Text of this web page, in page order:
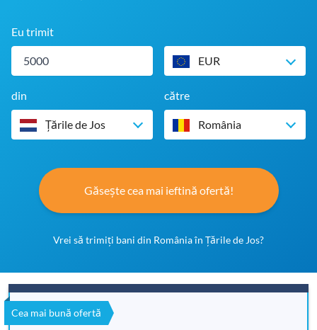
Eu trimit
EUR
din
Țările de Jos
către
România
Găsește cea mai ieftină ofertă!
Vrei să trimiți bani din România în Țările de Jos?
Cea mai bună ofertă